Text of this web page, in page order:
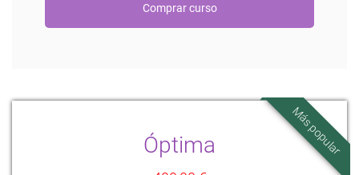
Óptima Más popular